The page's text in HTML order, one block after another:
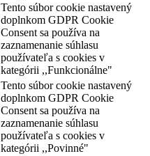
Tento súbor cookie nastavený
doplnkom GDPR Cookie
Consent sa používa na
zaznamenanie súhlasu
používateľa s cookies v
kategórii ,,Funkcionálne"
Tento súbor cookie nastavený
doplnkom GDPR Cookie
Consent sa používa na
zaznamenanie súhlasu
používateľa s cookies v
kategórii ,,Povinné"